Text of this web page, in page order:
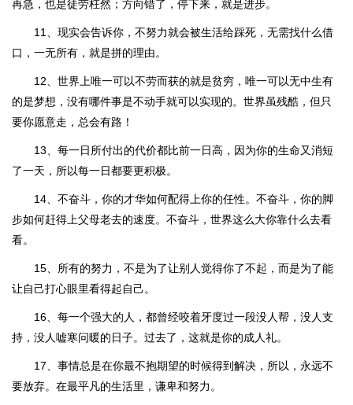
再急，也是徒劳枉然；方向错了，停下来，就是进步。
11、现实会告诉你，不努力就会被生活给踩死，无需找什么借
口，一无所有，就是拼的理由。
12、世界上唯一可以不劳而获的就是贫穷，唯一可以无中生有
的是梦想，没有哪件事是不动手就可以实现的。世界虽残酷，但只
要你愿意走，总会有路！
13、每一日所付出的代价都比前一日高，因为你的生命又消短
了一天，所以每一日都要更积极。
14、不奋斗，你的才华如何配得上你的任性。不奋斗，你的脚
步如何赶得上父母老去的速度。不奋斗，世界这么大你靠什么去看
看。
15、所有的努力，不是为了让别人觉得你了不起，而是为了能
让自己打心眼里看得起自己。
16、每一个强大的人，都曾经咬着牙度过一段没人帮，没人支
持，没人嘘寒问暖的日子。过去了，这就是你的成人礼。
17、事情总是在你最不抱期望的时候得到解决，所以，永远不
要放弃。在最平凡的生活里，谦卑和努力。